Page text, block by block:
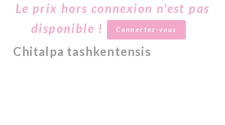
Le prix hors connexion n'est pas
disponible !
Connectez-vous
Chitalpa tashkentensis